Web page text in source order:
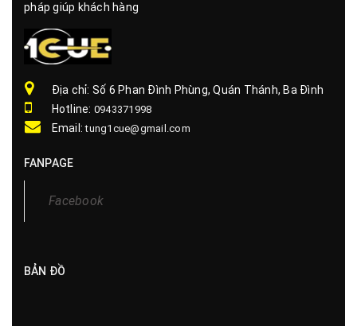
pháp giúp khách hàng
Địa chỉ: Số 6 Phan Đình Phùng, Quán Thánh, Ba Đình
Hotline: 0943371998
Email:tung1cue@gmail.com
FANPAGE
Facebook
BẢN ĐỒ